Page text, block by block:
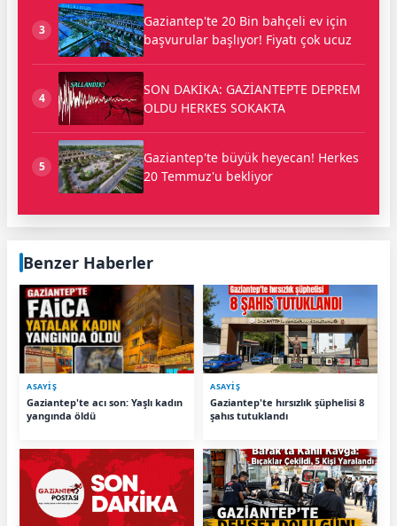
3
Gaziantep'te 20 Bin bahçeli ev için
başvurular başlıyor! Fiyatı çok ucuz
4
SON DAKİKA: GAZİANTEPTE DEPREM
OLDU HERKES SOKAKTA
5
Gaziantep'te büyük heyecan! Herkes
20 Temmuz'u bekliyor
Benzer Haberler
ASAYİŞ
Gaziantep'te acı son: Yaşlı kadın
yangında öldü
ASAYİŞ
Gaziantep'te hırsızlık şüphelisi 8
şahıs tutuklandı